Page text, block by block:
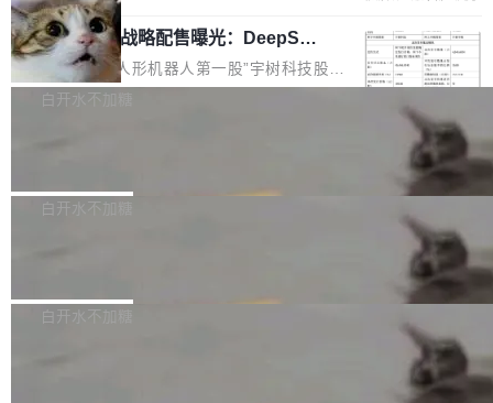
家基线 95.4%。 不是又一个 coding agent 包装
器 Prime Agent 的架构和市面上大多数 coding
agent 有本质区别。大多数 agent harness 的设
计是基于早期模型的能力—...
是项目级别的官方立场，目前由五个团队采纳，
但它可能是主流开源项目中关于 AI 辅助贡献最
细致的一份规则。 政策的核心只有一句话：LLM
可以用来分析、提炼、审阅、建议，但不能用来
不得生成涉及安全性的关键变更，除非作者本身
宇树科技 IPO 战略配售曝光：DeepSe
ek 获配 93.3 万股，锁定 36 个月
8月6日晚间，“人形机器人第一股”宇树科技股份
有限公司披露IPO发行价格及战略配售结果，杭
36个月。 公告显示，本次宇树科技战略配售对
员工参与设立的专项资产管理计划。其中，Dee
白开水不加糖
Bug fixes and enhancements 修复多次传递同
一个回归问题，该问题导致拉取镜像时会拒绝包
白开水不加糖
e 孵化器项目管理委员会（IPMC）投票中获得
白开水不加糖